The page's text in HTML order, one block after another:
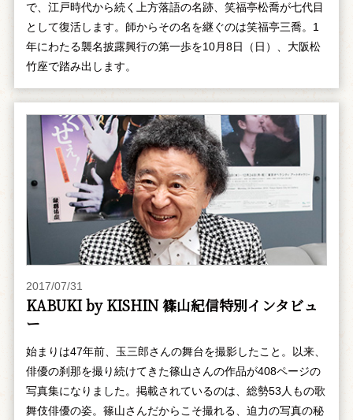
で、江戸時代から続く上方落語の名跡、笑福亭松喬が七代目
として復活します。師からその名を継ぐのは笑福亭三喬。1
年にわたる襲名披露興行の第一歩を10月8日（日）、大阪松
竹座で踏み出します。
2017/07/31
KABUKI by KISHIN 篠山紀信特別インタビュ
ー
始まりは47年前、玉三郎さんの舞台を撮影したこと。以来、
俳優の刹那を撮り続けてきた篠山さんの作品が408ページの
写真集になりました。掲載されているのは、総勢53人もの歌
舞伎俳優の姿。篠山さんだからこそ撮れる、迫力の写真の秘